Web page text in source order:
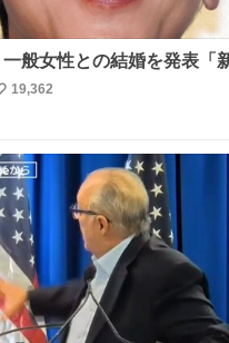
一般女性との結婚を発表「
news.livedoor.com/lite/
の度、交際しておりまし
て、ミッチーとして、努
た。
19,362